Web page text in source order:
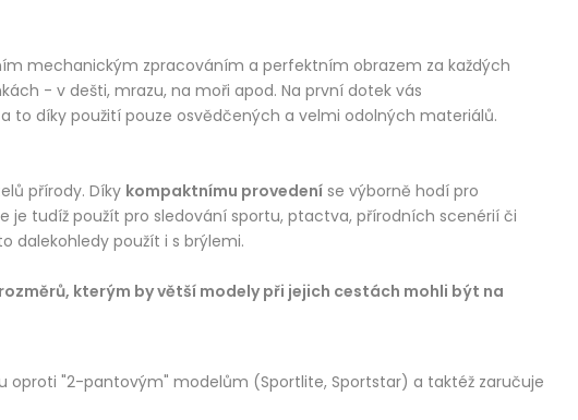
mechanickým zpracováním a perfektním obrazem za každých
- v dešti, mrazu, na moři apod. Na první dotek vás
díky použití pouze osvědčených a velmi odolných materiálů.
přírody. Díky kompaktnímu provedení se výborně hodí pro
je tudíž použít pro sledování sportu, ptactva, přírodních scenérií či
dalekohledy použít i s brýlemi.
kterým by větší modely při jejich cestách mohli být na
oproti "2-pantovým" modelům (Sportlite, Sportstar) a taktéž zaručuje